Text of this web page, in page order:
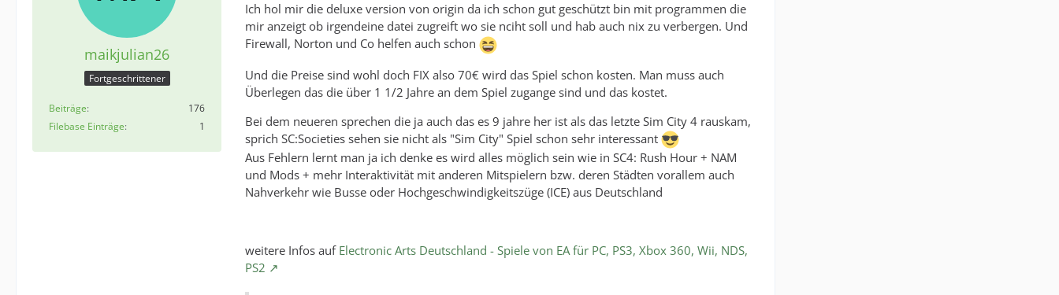
maikjulian26
Fortgeschrittener
Beiträge
176
Filebase Einträge
1
Ich hol mir die deluxe version von origin da ich schon gut geschützt bin mit programmen die
mir anzeigt ob irgendeine datei zugreift wo sie nciht soll und hab auch nix zu verbergen. Und
Firewall, Norton und Co helfen auch schon
Und die Preise sind wohl doch FIX also 70€ wird das Spiel schon kosten. Man muss auch
Überlegen das die über 1 1/2 Jahre an dem Spiel zugange sind und das kostet.
Bei dem neueren sprechen die ja auch das es 9 jahre her ist als das letzte Sim City 4 rauskam,
sprich SC:Societies sehen sie nicht als "Sim City" Spiel schon sehr interessant
Aus Fehlern lernt man ja ich denke es wird alles möglich sein wie in SC4: Rush Hour + NAM
und Mods + mehr Interaktivität mit anderen Mitspielern bzw. deren Städten vorallem auch
Nahverkehr wie Busse oder Hochgeschwindigkeitszüge (ICE) aus Deutschland
weitere Infos auf Electronic Arts Deutschland - Spiele von EA für PC, PS3, Xbox 360, Wii, NDS,
PS2